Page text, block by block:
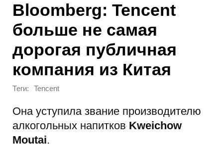
Bloomberg: Tencent
больше не самая
дорогая публичная
компания из Китая
Теги: Tencent
Она уступила звание производителю
алкогольных напитков Kweichow
Moutai.